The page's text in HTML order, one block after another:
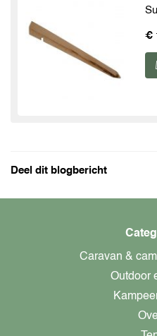
€
Deel dit blogbericht
Caravan &
Outdoor